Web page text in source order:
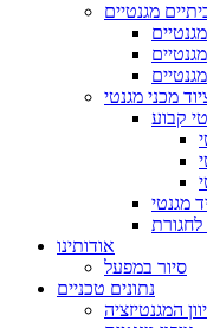
מגנטיים
מכני מגנטי
קבוע
אודותינו
סיור במפעל
נתונים טכניים
המגנטיזציה